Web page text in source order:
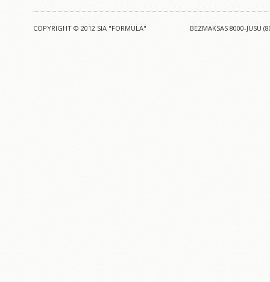
COPYRIGHT © 2012 SIA "FORMULA" BEZMAKSAS 8000-JUSU